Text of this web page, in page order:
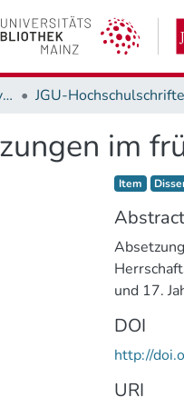
Johannes Gutenberg-Universität Mainz JGU-
im
Item type:
Item,
Abstract
und 17.
16. und
DOI
http://
URI